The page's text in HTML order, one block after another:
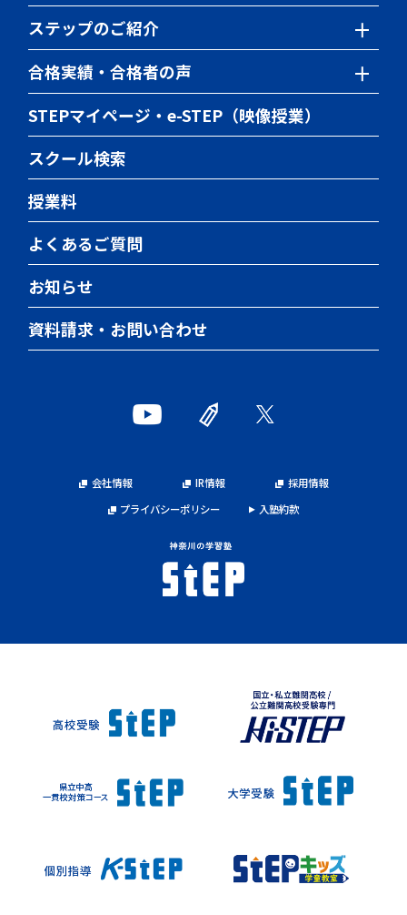
TEAP対策講座
推薦・総合型選抜対策
神奈川県公立高校入試の仕組み
英文法クエスト
世界史クエスト
日本史クエスト
小学生のコース一覧
中学生のコース一覧
ステップのご紹介
入会までの流れ
受付中の体験・入会説明会
合格実績・合格者の声
公立高校合格実績
国私立高校合格実績
高校受験合格者の声
県立中高一貫校合格実績
県立中高一貫校合格者の声
大学受験合格者の声
STEPマイページ・e-STEP（映像授業）
スクール検索
授業料
よくあるご質問
お知らせ
資料請求・お問い合わせ
会社情報 IR情報
採用情報
プライバシーポリシー
入塾約款